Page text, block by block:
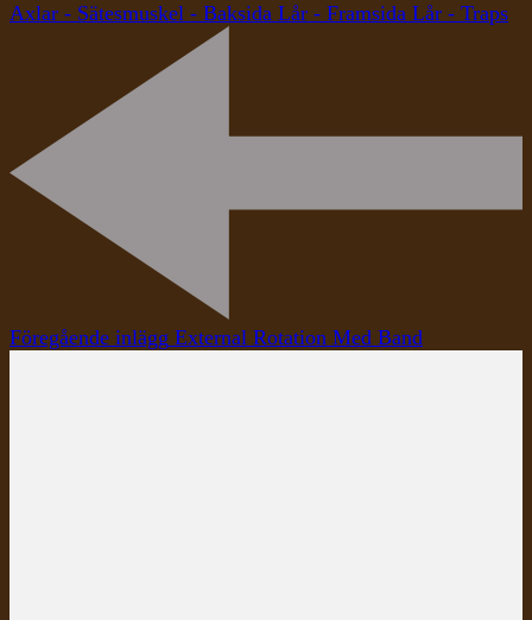
Axlar - Sätesmuskel - Baksida Lår - Framsida Lår - Traps
Inläggsnavigering
Föregående inlägg External Rotation Med Band